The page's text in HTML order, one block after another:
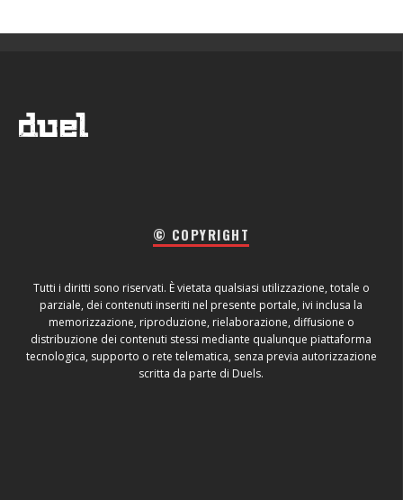
© COPYRIGHT
Tutti i diritti sono riservati. È vietata qualsiasi utilizzazione, totale o
parziale, dei contenuti inseriti nel presente portale, ivi inclusa la
memorizzazione, riproduzione, rielaborazione, diffusione o
distribuzione dei contenuti stessi mediante qualunque piattaforma
tecnologica, supporto o rete telematica, senza previa autorizzazione
scritta da parte di Duels.